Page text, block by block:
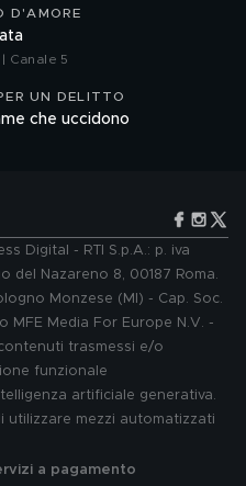
D'AMORE
Canale 5
UN DELITTO
che uccidono
Digital - RTI S.p.A.: p. iva
del Nazareno 8, 00187 Roma.
Monzese (MI) - Cap. Soc.
Media For Europe N.V. -
trasmessi e/o
funzionale
artificiale generativa.
utilizzare mezzi automatizzati
a pagamento